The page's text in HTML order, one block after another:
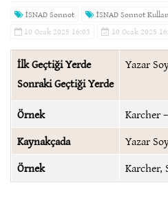
İSNAD Sonnot İSNAD Sonnot
10 Ocak 2025 16:03
10 Ocak 2025
İlk Geçtiği Yerde
Sonraki Geçtiği Yerde
Yazar
Örnek
Karcher
Kaynakçada
Yazar
Örnek
Karcher,